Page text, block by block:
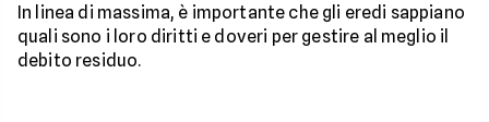
In linea di massima, è importante che gli eredi sappiano
quali sono i loro diritti e doveri per gestire al meglio il
debito residuo.